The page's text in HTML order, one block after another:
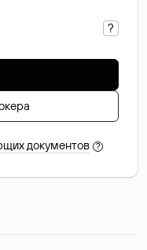
?
документов ?